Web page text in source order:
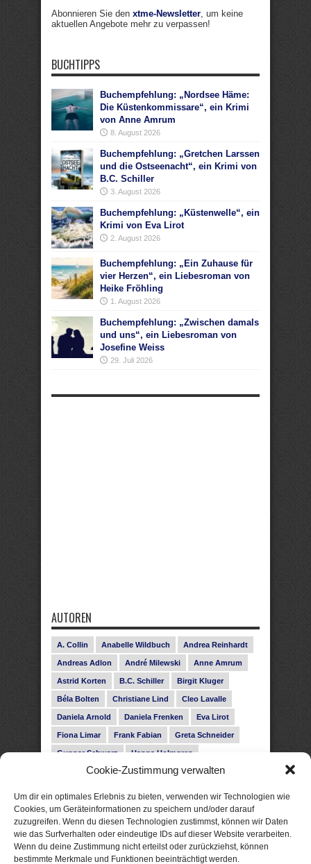
Cookie-Zustimmung verwalten
Um dir ein optimales Erlebnis zu bieten, verwenden wir Technologien wie
Cookies, um Geräteinformationen zu speichern und/oder darauf
zuzugreifen. Wenn du diesen Technologien zustimmst, können wir Daten
wie das Surfverhalten oder eindeutige IDs auf dieser Website verarbeiten.
Wenn du deine Zustimmung nicht erteilst oder zurückziehst, können
bestimmte Merkmale und Funktionen beeinträchtigt werden.
Abonnieren Sie den xtme-Newsletter, um keine
aktuellen Angebote mehr zu verpassen!
BUCHTIPPS
Buchempfehlung: „Nordsee Häme:
Die Küstenkommissare“, ein Krimi
von Anne Amrum
8. August 2026
Buchempfehlung: „Gretchen Larssen
und die Ostseenacht“, ein Krimi von
B.C. Schiller
3. August 2026
Buchempfehlung: „Küstenwelle“, ein
Krimi von Eva Lirot
2. August 2026
Buchempfehlung: „Ein Zuhause für
vier Herzen“, ein Liebesroman von
Heike Fröhling
1. August 2026
Buchempfehlung: „Zwischen damals
und uns“, ein Liebesroman von
Josefine Weiss
29. Juli 2026
AUTOREN
A. Collin Anabelle Wildbuch Andrea Reinhardt
Andreas Adlon André Milewski Anne Amrum
Astrid Korten B.C. Schiller Birgit Kluger
Béla Bolten Christiane Lind Cleo Lavalle
Daniela Arnold Daniela Frenken Eva Lirot
Fiona Limar Frank Fabian Greta Schneider
Gunnar Schwarz Hanna Holmgren
Heike Fröhling Ina Glahe Ivo Pala J. Vellguth
Leonie Haubrich Lilly Labord Livia Pipes
Malin Blunk Marcus Hünnebeck Martin Krist
Melisa Schwermer Nele Bruun Nika Lubitsch
Noah Fitz Nora Amelie René Junge